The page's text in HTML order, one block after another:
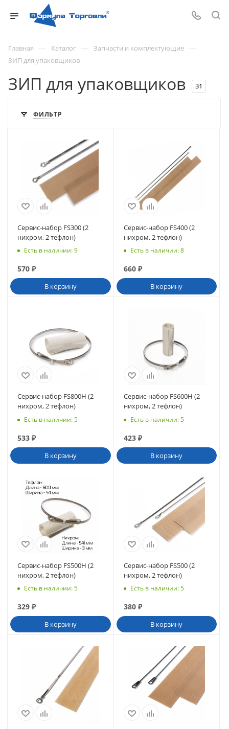
Главная — Каталог — Запчасти и комплектующие —
ЗИП для упаковщиков
ЗИП для упаковщиков 31
ФИЛЬТР
Сервис-набор FS300 (2
нихром, 2 тефлон)
Есть в наличии: 9
570 ₽
В корзину
Сервис-набор FS400 (2
нихром, 2 тефлон)
Есть в наличии: 8
660₽
В корзину
Сервис-набор FS800Н (2
нихром, 2 тефлон)
Есть в наличии: 5
533 ₽
В корзину
Сервис-набор FS600H (2
нихром, 2 тефлон)
Есть в наличии: 5
423₽
В корзину
Сервис-набор FS500H (2
нихром, 2 тефлон)
Есть в наличии: 5
329 ₽
В корзину
Сервис-набор FS500 (2
нихром, 2 тефлон)
Есть в наличии: 5
380₽
В корзину